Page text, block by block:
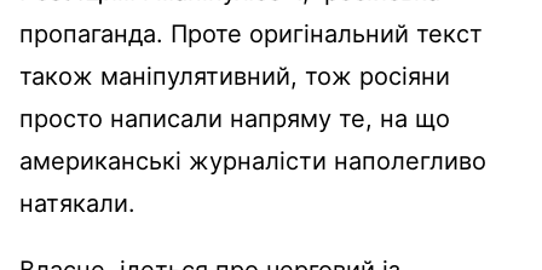
пропаганда. Проте оригінальний текст
також маніпулятивний, тож росіяни
просто написали напряму те, на що
американські журналісти наполегливо
натякали.